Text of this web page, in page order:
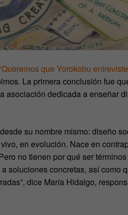
que Yorokobu
La primera conclusión fue
asociación dedicada a enseñar
su nombre mismo: diseño
en evolución. Nace en
no tienen por qué ser
soluciones concretas, así como
dice María Hidalgo,